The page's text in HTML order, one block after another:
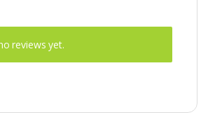
reviews yet.